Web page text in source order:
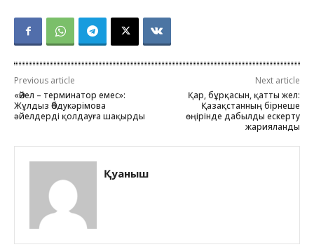
Previous article
«Әйел – терминатор емес»:
Жұлдыз Әбдукәрімова
әйелдерді қолдауға шақырды
Next article
Қар, бұрқасын, қатты жел:
Қазақстанның бірнеше
өңірінде дабылды ескерту
жарияланды
Қуаныш